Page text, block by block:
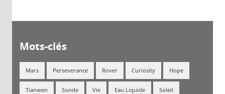
Mots-clés
Mars Perseverance Rover Curiosity Hope
Tianwen Sonde Vie Eau Liquide Soleil